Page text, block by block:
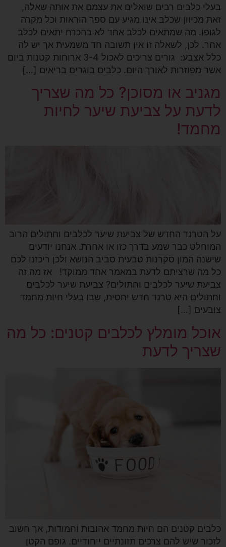
בעלי כלבים רבים שואלים את עצמם את אותה שאלה,
זאת מכיוון שכלב אינו מגיע עם ספר הוראות וכל מקרה
לגופו. מה שמתאים לכלב אחד לא בהכרח יתאים לכלב
אחר. לכן, לשאלה זו אין תשובה חד משמעית אך יש לה
כלל אצבע: גורים צריכים לאכול 3-4 ארוחות קטנות ביום
אשר מפוזרות לאורך היום. כלבים בוגרים בריאים […]
מגניב או מסוכן? כל מה שצריך
לדעת על צביעת שיער לחיות
מחמד!
על הטרנד החדש של צביעת שיער לכלבים וחתולים הרוב
המוחלט כבר שמע בדרך כזו או אחרת. אנחנו יודעים
שישנה המון סקרנות טבעית סביב הנושא ולכן ריכזנו לכם
כל מה שרציתם לדעת במאמר אחד ממוקד! אז מה זה
צביעת שיער לכלבים וחתולים? צביעת שיער לכלבים
וחתולים היא טרנד חדש יחסית, שבו בעלי חיות מחמד
צובעים […]
אוכל מומלץ לכלבים קטנים: כל מה
שצריך לדעת
כלבים קטנים הם חיות מחמד אהובות וחמודות, אך חשוב
לזכור שיש להם צרכים תזונתיים ייחודיים. גופם הקטן